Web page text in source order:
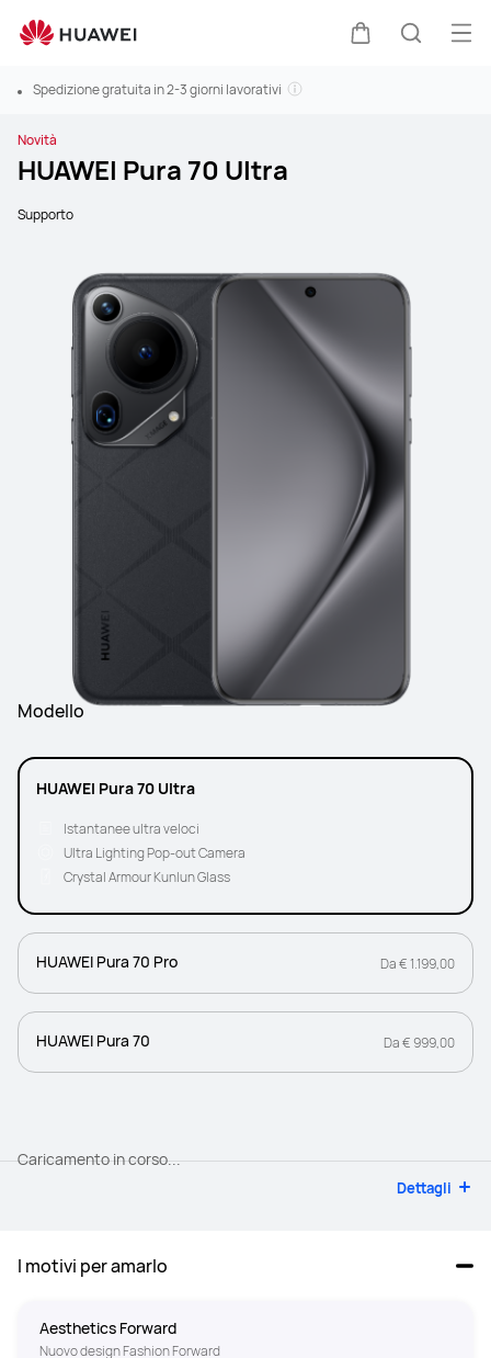
Spedizione gratuita in 2-3 giorni lavorativi
Novità
HUAWEI Pura 70 Ultra
Supporto
Modello
HUAWEI Pura 70 Ultra
Istantanee ultra veloci
Ultra Lighting Pop-out Camera
Crystal Armour Kunlun Glass
HUAWEI Pura 70 Pro Da € 1.199,00
HUAWEI Pura 70 Da € 999,00
Caricamento in corso...
Dettagli
I motivi per amarlo
Aesthetics Forward